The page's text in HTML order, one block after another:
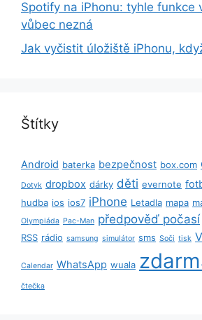
Spotify na iPhonu: tyhle funkce
vůbec nezná
Jak vyčistit úložiště iPhonu,
Štítky
Android baterka bezpečnost box.com
Dotyk dropbox dárky děti evernote
hudba ios ios7 iPhone Letadla mapa
Olympiáda Pac-Man předpověď počasí
RSS rádio samsung simulátor sms Soči tisk
Calendar WhatsApp wuala
čtečka